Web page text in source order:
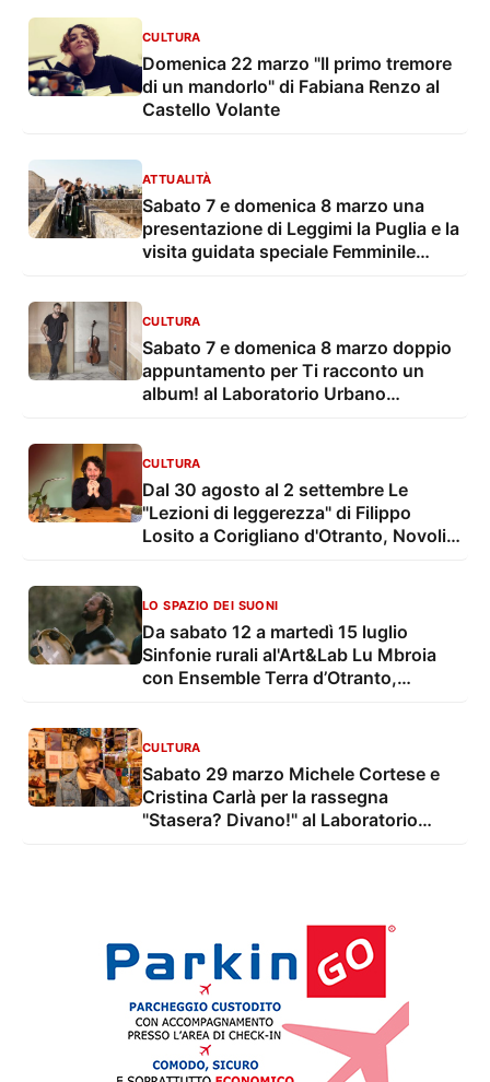
CULTURA
Domenica 22 marzo "Il primo tremore
di un mandorlo" di Fabiana Renzo al
Castello Volante
ATTUALITÀ
Sabato 7 e domenica 8 marzo una
presentazione di Leggimi la Puglia e la
visita guidata speciale Femminile
CULTURA
Sabato 7 e domenica 8 marzo doppio
appuntamento per Ti racconto un
album! al Laboratorio Urbano
CULTURA
Dal 30 agosto al 2 settembre Le
"Lezioni di leggerezza" di Filippo
Losito a Corigliano d'Otranto, Novoli,
LO SPAZIO DEI SUONI
Da sabato 12 a martedì 15 luglio
Sinfonie rurali al'Art&Lab Lu Mbroia
con Ensemble Terra d’Otranto,
CULTURA
Sabato 29 marzo Michele Cortese e
Cristina Carlà per la rassegna
"Stasera? Divano!" al Laboratorio